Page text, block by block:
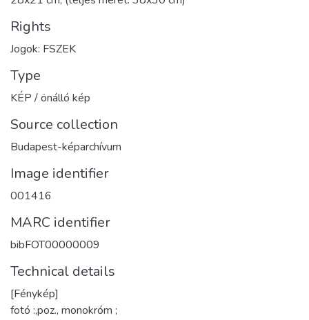
Rights
Jogok: FSZEK
Type
KÉP / önálló kép
Source collection
Budapest-képarchívum
Image identifier
001416
MARC identifier
bibFOT00000009
Technical details
[Fénykép]
fotó :,poz., monokróm ;